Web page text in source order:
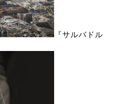
『サルバドル